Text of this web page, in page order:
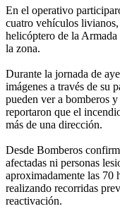
En el operativo
cuatro vehículos
helicóptero de la
la zona.
Durante la jornada de
imágenes a través de su
pueden ver a bomberos
reportaron que el
más de una dirección.
Desde Bomberos
afectadas ni personas
aproximadamente las 70
realizando recorridas
reactivación.